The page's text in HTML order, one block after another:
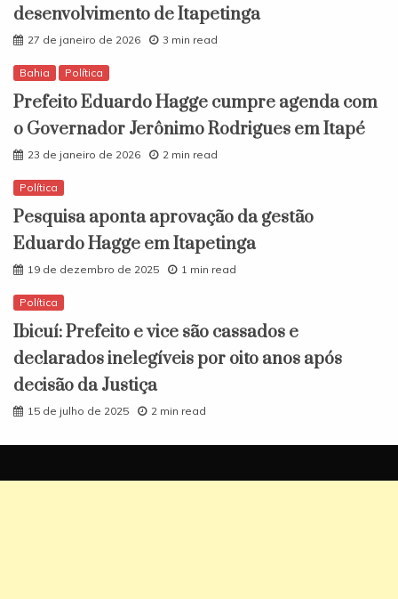
desenvolvimento de Itapetinga
27 de janeiro de 2026 3 min read
Bahia Política
Prefeito Eduardo Hagge cumpre agenda com
o Governador Jerônimo Rodrigues em Itapé
23 de janeiro de 2026 2 min read
Política
Pesquisa aponta aprovação da gestão
Eduardo Hagge em Itapetinga
19 de dezembro de 2025 1 min read
Política
Ibicuí: Prefeito e vice são cassados e
declarados inelegíveis por oito anos após
decisão da Justiça
15 de julho de 2025 2 min read